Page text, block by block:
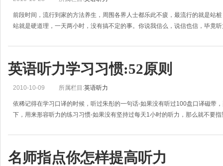
前段时间，流行到家的方法养生，周围各界人士都乐此不疲，最流行的就是站
站就是硬道理，一天两小时，没有搞不定的事。你说我信么，说信也信，毕竟
英语听力学习习惯:52原则
2010-10-09 所属栏目:英语听力
依稀记得在学习口译的时候，听过朱彤的一句话-如果没有听过100盘口译磁带
下，用来形容听力的练习习惯-如果没有坚持过每天1小时的听力，那么就不要
名师指点你怎样提高听力